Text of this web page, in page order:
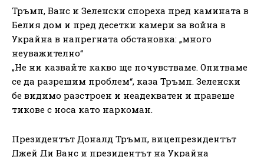
Тръмп, Ванс и Зеленски спореха пред камината в
Белия дом и пред десетки камери за война в
Украйна в напрегната обстановка: „много
неуважително“
„Не ни казвайте какво ще почувстваме. Опитваме
се да разрешим проблем“, каза Тръмп. Зеленски
бе видимо разстроен и неадекватен и правеше
тикове с носа като наркоман.
Президентът Доналд Тръмп, вицепрезидентът
Джей Ди Ванс и президентът на Украйна